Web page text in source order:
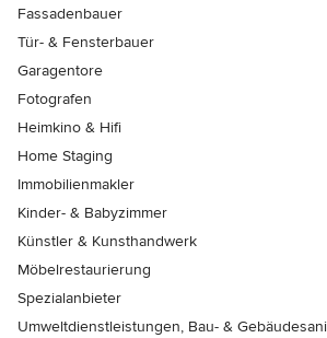
Fassadenbauer
Tür- & Fensterbauer
Garagentore
Fotografen
Heimkino & Hifi
Home Staging
Immobilienmakler
Kinder- & Babyzimmer
Künstler & Kunsthandwerk
Möbelrestaurierung
Spezialanbieter
Umweltdienstleistungen, Bau- &